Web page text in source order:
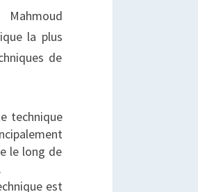
la plus
de
technique
le long de
est